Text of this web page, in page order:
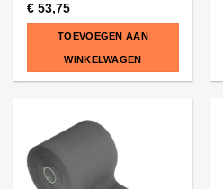
€53,75
TOEVOEGEN AAN
WINKELWAGEN